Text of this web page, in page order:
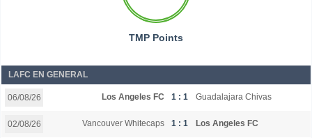
TMP Points
LAFC EN GENERAL
06/08/26 Los Angeles FC 1 : 1 Guadalajara Chivas
02/08/26 Vancouver Whitecaps 1 : 1 Los Angeles FC